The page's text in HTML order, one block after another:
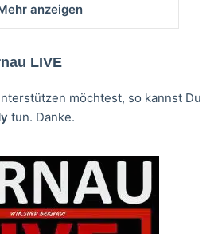
anzeigen
LIVE
möchtest, so kannst Du
tun. Danke.